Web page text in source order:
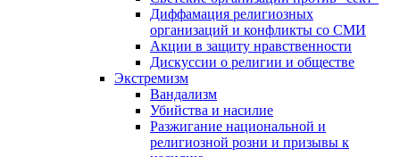
Диффамация религиозных
организаций и конфликты со СМИ
Акции в защиту нравственности
Дискуссии о религии и обществе
Экстремизм
Вандализм
Убийства и насилие
Разжигание национальной и
религиозной розни и призывы к